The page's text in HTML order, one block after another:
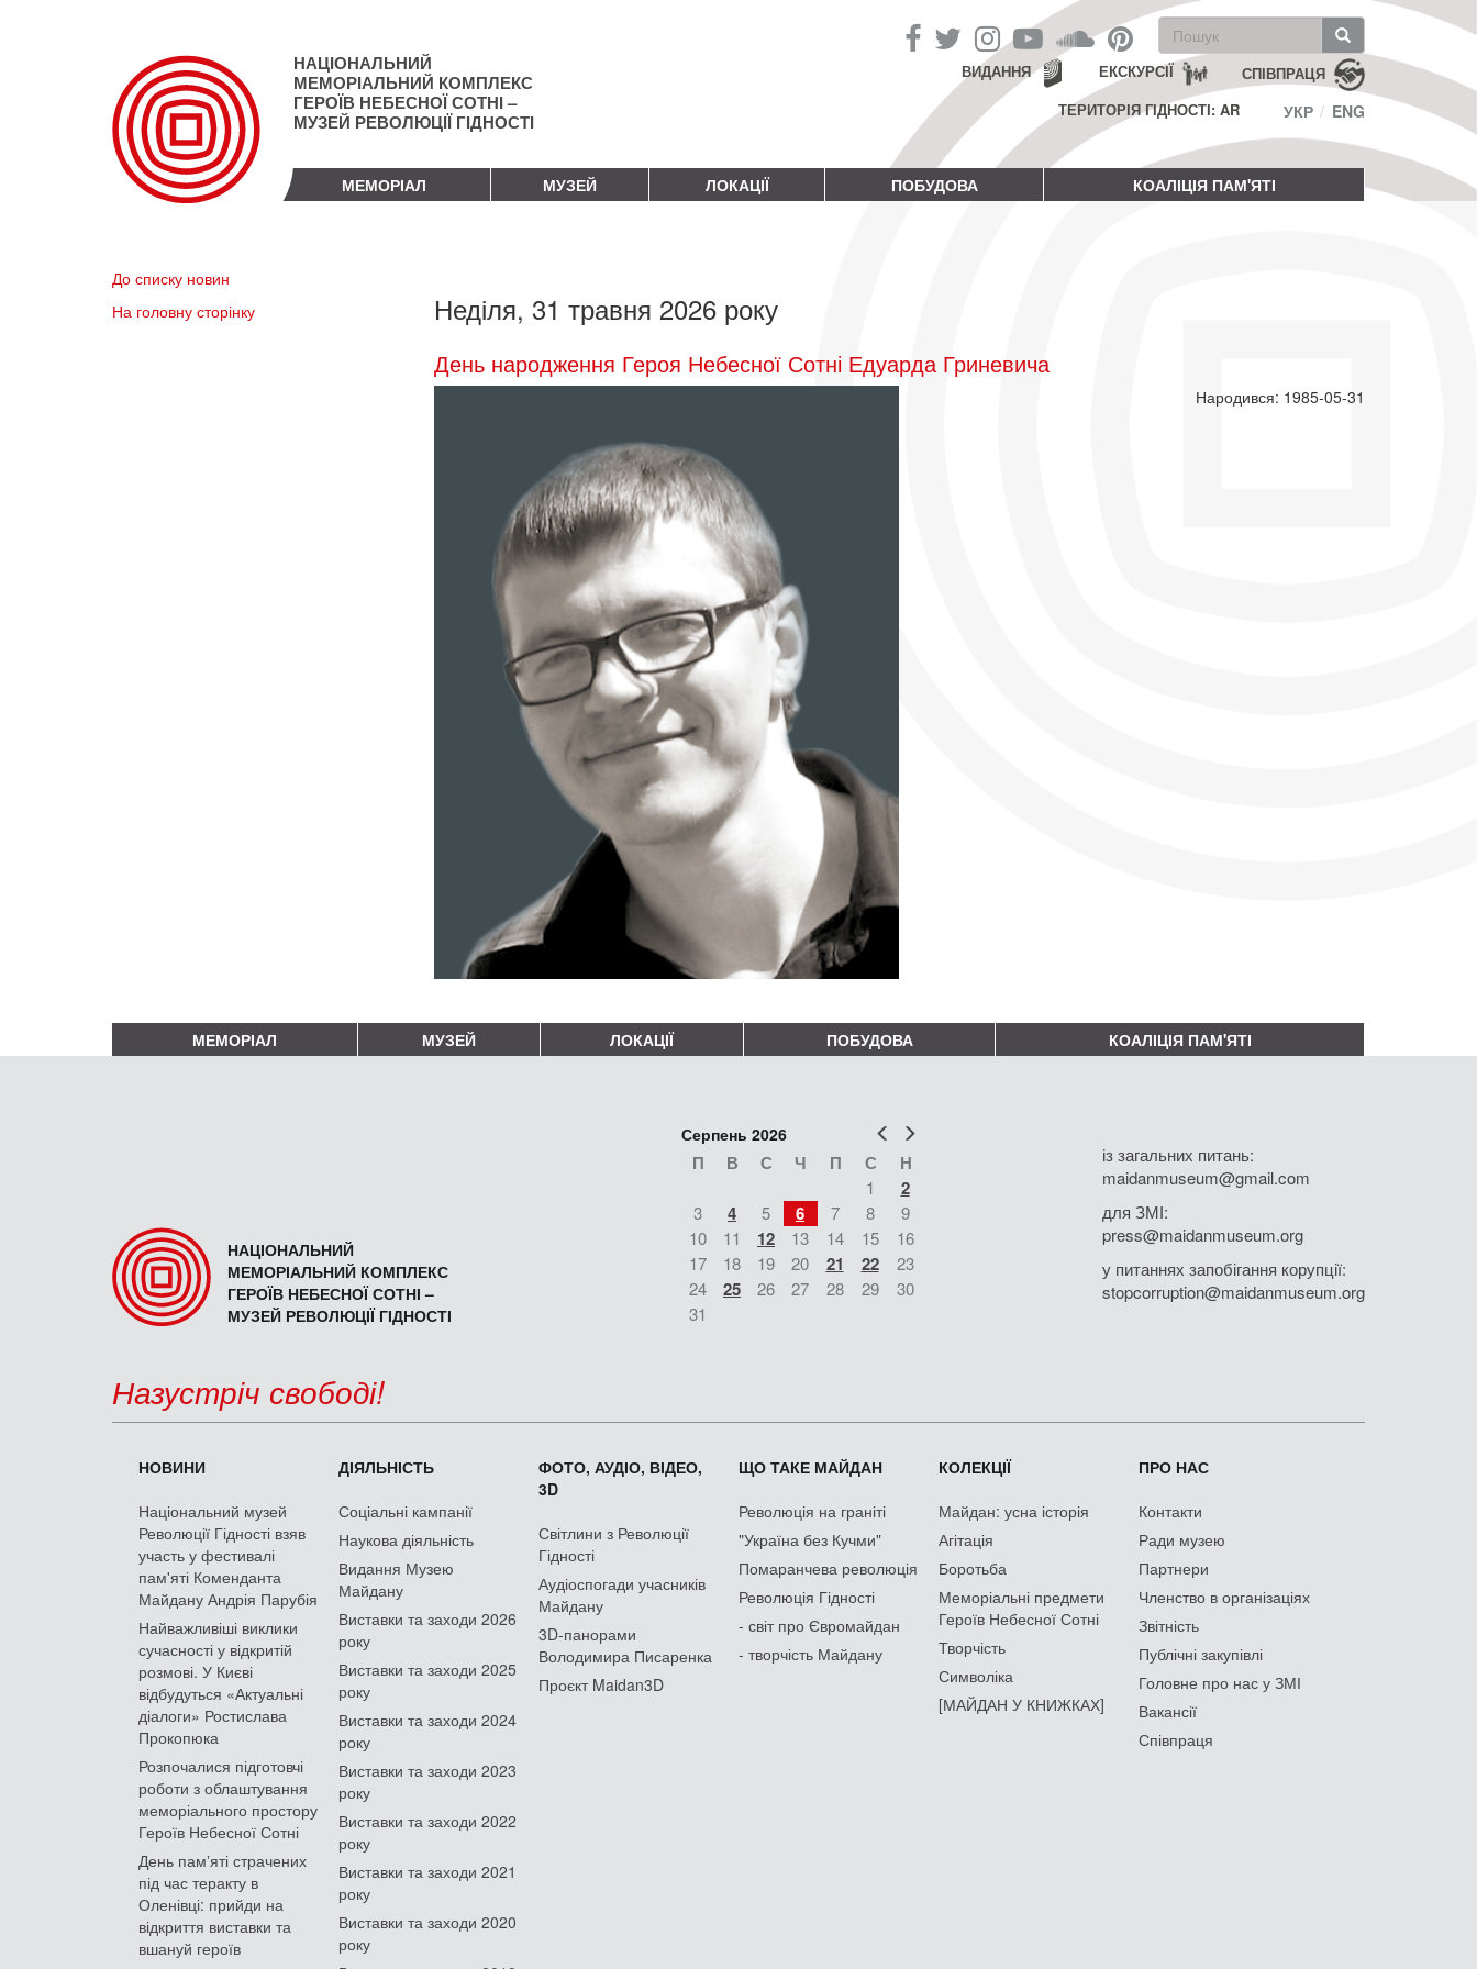
НАЦІОНАЛЬНИЙ
МЕМОРІАЛЬНИЙ КОМПЛЕКС
ГЕРОЇВ НЕБЕСНОЇ СОТНІ –
МУЗЕЙ РЕВОЛЮЦІЇ ГІДНОСТІ
Пошукова
форма
Пошук СПІВПРАЦЯ
ЕКСКУРСІЇ
ВИДАННЯ
ТЕРИТОРІЯ ГІДНОСТІ: AR
УКР ENG
МЕМОРІАЛ МУЗЕЙ ЛОКАЦІЇ ПОБУДОВА КОАЛІЦІЯ ПАМ'ЯТІ
До списку новин
На головну сторінку
Неділя, 31 травня 2026 року
День народження Героя Небесної Сотні Едуарда Гриневича
Народився: 1985-05-31
МЕМОРІАЛ МУЗЕЙ ЛОКАЦІЇ ПОБУДОВА КОАЛІЦІЯ ПАМ'ЯТІ
НАЦІОНАЛЬНИЙ
МЕМОРІАЛЬНИЙ КОМПЛЕКС
ГЕРОЇВ НЕБЕСНОЇ СОТНІ –
МУЗЕЙ РЕВОЛЮЦІЇ ГІДНОСТІ
Попер
Серпень 2026
П В С Ч П С Н
1 2
3 4 5 6 7 8
9
10
11 12 13 14 15
16
17
18 19 20 21 22
23
24
25 26 27 28 29
30
31
із загальних питань:
maidanmuseum@gmail.com
для ЗМІ:
press@maidanmuseum.org
у питаннях запобігання корупції:
stopcorruption@maidanmuseum.org
Назустріч свободі!
НОВИНИ
Національний музей
Революції Гідності взяв
участь у фестивалі
пам'яті Коменданта
Майдану Андрія Парубія
Найважливіші виклики
сучасності у відкритій
розмові. У Києві
відбудуться «Актуальні
діалоги» Ростислава
Прокопюка
Розпочалися підготовчі
роботи з облаштування
меморіального простору
Героїв Небесної Сотні
День памʼяті страчених
під час теракту в
Оленівці: прийди на
відкриття виставки та
вшануй героїв
ДІЯЛЬНІСТЬ
Соціальні кампанії
Наукова діяльність
Видання Музею
Майдану
Виставки та заходи 2026
року
Виставки та заходи 2025
року
Виставки та заходи 2024
року
Виставки та заходи 2023
року
Виставки та заходи 2022
року
Виставки та заходи 2021
року
Виставки та заходи 2020
року
ФОТО, АУДІО, ВІДЕО,
3D
Світлини з Революції
Гідності
Аудіоспогади учасників
Майдану
3D-панорами
Володимира Писаренка
Проєкт Maidan3D
ЩО ТАКЕ МАЙДАН
Революція на граніті
"Україна без Кучми"
Помаранчева революція
Революція Гідності
- світ про Євромайдан
- творчість Майдану
КОЛЕКЦІЇ
Майдан: усна історія
Агітація
Боротьба
Меморіальні предмети
Героїв Небесної Сотні
Творчість
Символіка
[МАЙДАН У КНИЖКАХ]
ПРО НАС
Контакти
Ради музею
Партнери
Членство в організаціях
Звітність
Публічні закупівлі
Головне про нас у ЗМІ
Вакансії
Співпраця